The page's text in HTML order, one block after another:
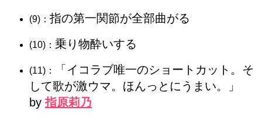
(9)： 指の第一関節が全部曲がる
(10)： 乗り物酔いする
(11)：
「イコラブ唯一のショートカット。そ
して歌が激ウマ。ほんっとにうまい。」
by 指原莉乃